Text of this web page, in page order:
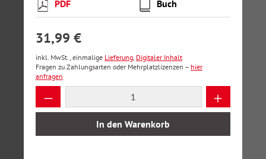
PDF Buch
31,99 €
inkl. MwSt., einmalige Lieferung, Digitaler Inhalt
Fragen zu Zahlungsarten oder Mehrplatzlizenzen – hier
anfragen
Produkt Anzahl: Gib den gewünschten
In den Warenkorb